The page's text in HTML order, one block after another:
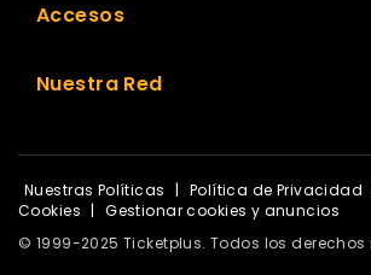
Accesos
Nuestra Red
Nuestras Políticas | Política de Privacidad
Cookies |
Gestionar cookies y anuncios
© 1999-2025 Ticketplus. Todos los derechos